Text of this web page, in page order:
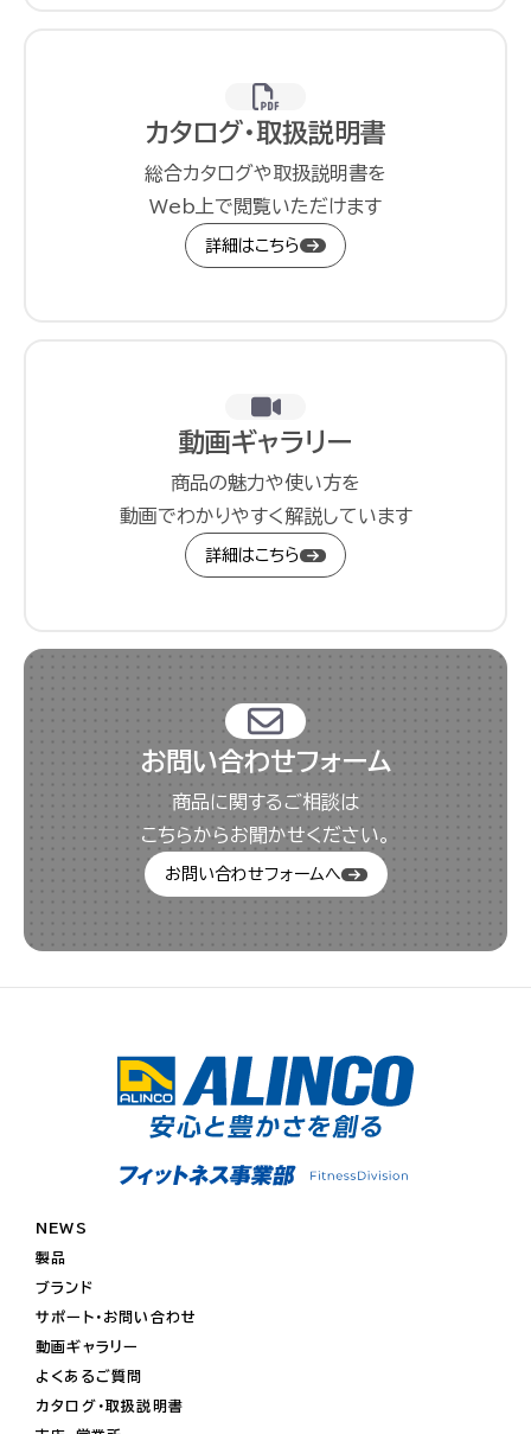
カタログ・取扱説明書
総合カタログや取扱説明書を
Web上で閲覧いただけます
詳細はこちら
動画ギャラリー
商品の魅力や使い方を
動画でわかりやすく解説しています
詳細はこちら
お問い合わせフォーム
商品に関するご相談は
こちらからお聞かせください。
お問い合わせフォームへ
NEWS
製品
ブランド
サポート・お問い合わせ
動画ギャラリー
よくあるご質問
カタログ・取扱説明書